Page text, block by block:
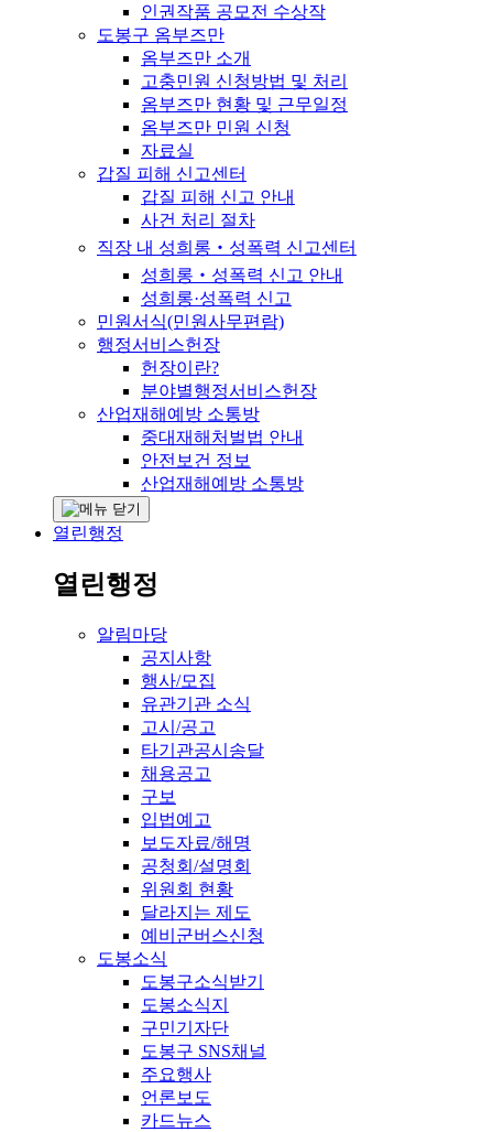
인권작품 공모전 수상작
도봉구 옴부즈만
옴부즈만 소개
고충민원 신청방법 및 처리
옴부즈만 현황 및 근무일정
옴부즈만 민원 신청
자료실
갑질 피해 신고센터
갑질 피해 신고 안내
사건 처리 절차
직장 내 성희롱‧성폭력 신고센터
성희롱‧성폭력 신고 안내
성희롱·성폭력 신고
민원서식(민원사무편람)
행정서비스헌장
헌장이란?
분야별행정서비스헌장
산업재해예방 소통방
중대재해처벌법 안내
안전보건 정보
산업재해예방 소통방
열린행정
열린행정
알림마당
공지사항
행사/모집
유관기관 소식
고시/공고
타기관공시송달
채용공고
구보
입법예고
보도자료/해명
공청회/설명회
위원회 현황
달라지는 제도
예비군버스신청
도봉소식
도봉구소식받기
도봉소식지
구민기자단
도봉구 SNS채널
주요행사
언론보도
카드뉴스